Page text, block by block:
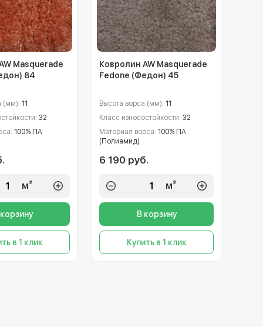
Masquerade
84
(мм): 11
32
100% ПА
м²
в 1 клик
Ковролин AW Masquerade
Fedone (Федон) 45
Высота ворса (мм): 11
Класс износостойкости: 32
Материал ворса: 100% ПА
(Полиамид)
6 190 руб.
м²
В корзину
Купить в 1 клик